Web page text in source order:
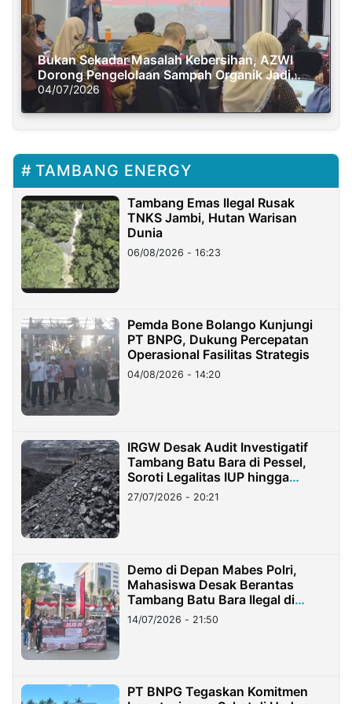
Bukan Sekadar Masalah Kebersihan, AZWI
Dorong Pengelolaan Sampah Organik Jadi
Solusi Krisis Iklim
04/07/2026
TAMBANG ENERGY
Tambang Emas Ilegal Rusak
TNKS Jambi, Hutan Warisan
Dunia
06/08/2026 - 16:23
Pemda Bone Bolango Kunjungi
PT BNPG, Dukung Percepatan
Operasional Fasilitas Strategis
04/08/2026 - 14:20
IRGW Desak Audit Investigatif
Tambang Batu Bara di Pessel,
Soroti Legalitas IUP hingga
Stockpile
27/07/2026 - 20:21
Demo di Depan Mabes Polri,
Mahasiswa Desak Berantas
Tambang Batu Bara Ilegal di
Lampung
14/07/2026 - 21:50
PT BNPG Tegaskan Komitmen